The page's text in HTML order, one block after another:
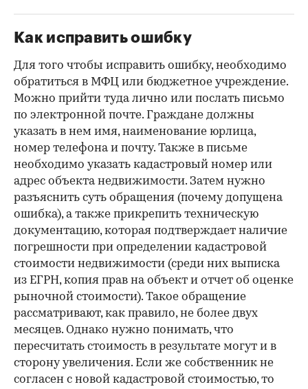
Как исправить ошибку
Для того чтобы исправить ошибку, необходимо
обратиться в МФЦ или бюджетное учреждение.
Можно прийти туда лично или послать письмо
по электронной почте. Граждане должны
указать в нем имя, наименование юрлица,
номер телефона и почту. Также в письме
необходимо указать кадастровый номер или
адрес объекта недвижимости. Затем нужно
разъяснить суть обращения (почему допущена
ошибка), а также прикрепить техническую
документацию, которая подтверждает наличие
погрешности при определении кадастровой
стоимости недвижимости (среди них выписка
из ЕГРН, копия прав на объект и отчет об оценке
рыночной стоимости). Такое обращение
рассматривают, как правило, не более двух
месяцев. Однако нужно понимать, что
пересчитать стоимость в результате могут и в
сторону увеличения. Если же собственник не
согласен с новой кадастровой стоимостью, то